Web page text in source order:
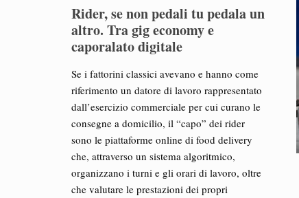
Rider, se non pedali tu pedala un
altro. Tra gig economy e
caporalato digitale
Se i fattorini classici avevano e hanno come
riferimento un datore di lavoro rappresentato
dall’esercizio commerciale per cui curano le
consegne a domicilio, il “capo” dei rider
sono le piattaforme online di food delivery
che, attraverso un sistema algoritmico,
organizzano i turni e gli orari di lavoro, oltre
che valutare le prestazioni dei propri